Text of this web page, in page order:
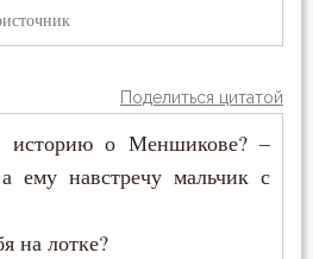
Поделиться цитатой
о Меншикове? –
ему навстречу мальчик с
лотке?